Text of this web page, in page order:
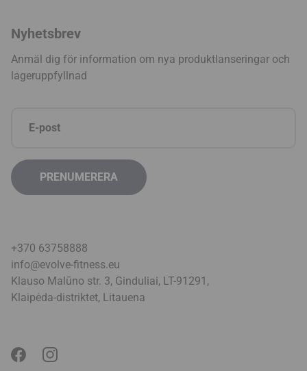
Nyhetsbrev
Anmäl dig för information om nya produktlanseringar och
lageruppfyllnad
+370 63758888
info@evolve-fitness.eu
Klauso Malūno str. 3, Ginduliai, LT-91291,
Klaipėda-distriktet, Litauena